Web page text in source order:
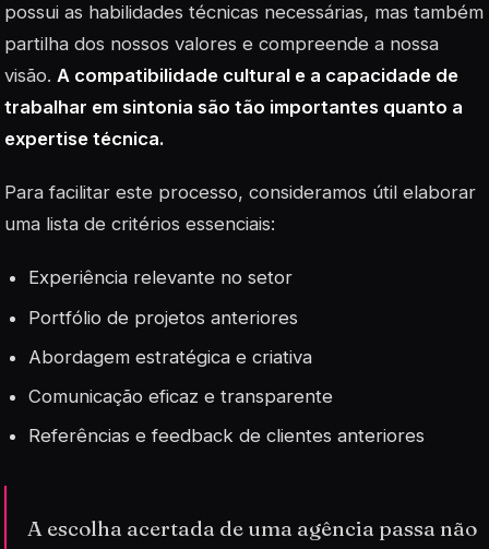
possui as habilidades técnicas necessárias, mas também
partilha dos nossos valores e compreende a nossa
visão. A compatibilidade cultural e a capacidade de
trabalhar em sintonia são tão importantes quanto a
expertise técnica.
Para facilitar este processo, consideramos útil elaborar
uma lista de critérios essenciais:
Experiência relevante no setor
Portfólio de projetos anteriores
Abordagem estratégica e criativa
Comunicação eficaz e transparente
Referências e feedback de clientes anteriores
A escolha acertada de uma agência passa não